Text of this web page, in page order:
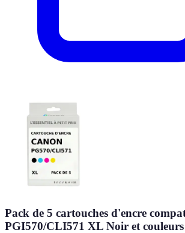
Pack de 5 cartouches d'encre
PGI570/CLI571 XL Noir et couleurs